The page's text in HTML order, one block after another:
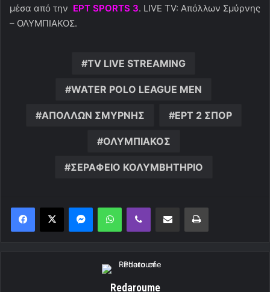
μέσα από την ΕΡΤ SPORTS 3. LIVE TV: Απόλλων Σμύρνης
– ΟΛΥΜΠΙΑΚΟΣ.
TV LIVE STREAMING
WATER POLO LEAGUE MEN
ΑΠΟΛΛΩΝ ΣΜΥΡΝΗΣ ΕΡΤ 2 ΣΠΟΡ
ΟΛΥΜΠΙΑΚΟΣ
ΣΕΡΑΦΕΙΟ ΚΟΛΥΜΒΗΤΗΡΙΟ
MessengerWhatsAppViber Κοινοποίηση μέσω ηλεκτρονικού ταχυδρομείουΕκτύπωση
Redaroume